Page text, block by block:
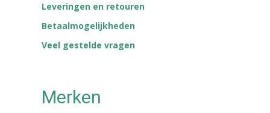
Leveringen en retouren
Betaalmogelijkheden
Veel gestelde vragen
Merken